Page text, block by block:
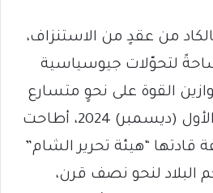
من عقدٍ من الاستنزاف،
لتحوّلات جيوسياسية
القوة على نحوٍ متسارع
ومفاجئ. ففي كانون الأول (ديسمبر) 2024، أطاحت
“هيئة تحرير الشام”
البلاد لنحو نصف قرن،